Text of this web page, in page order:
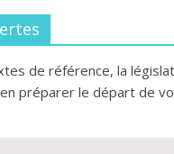
de référence, la
préparer le départ de